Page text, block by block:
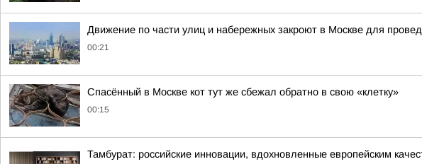
Движение по части улиц и набережных закроют в Москве для
00:21
Спасённый в Москве кот тут же сбежал обратно в свою «клетку»
00:15
Тамбурат: российские инновации, вдохновленные европейским